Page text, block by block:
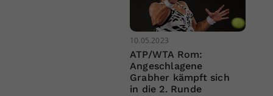
10.05.2023
ATP/WTA Rom:
Angeschlagene
Grabher kämpft sich
in die 2. Runde